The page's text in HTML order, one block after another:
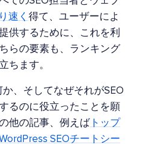
速く 得て、ユーザーによ
供するために、これを利
らの要素も、ランキング
ちます。
、そしてなぜそれがSEO
るのに役立ったことを願
他の記事、例えば トップ
SEOチートシー